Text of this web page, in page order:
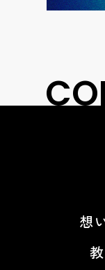
想